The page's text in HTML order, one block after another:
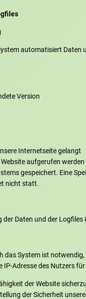
automatisiert
Version
Internetseite gelangt
aufgerufen werden
gespeichert. Eine
nicht statt.
Daten und der Logfiles
das System ist
Adresse des Nutzers
der Website
der Sicherheit